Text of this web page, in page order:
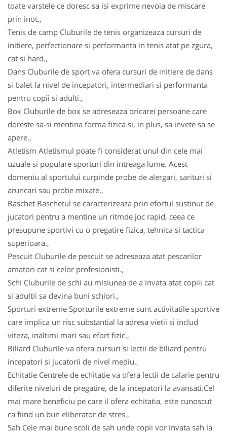
toate varstele ce doresc sa isi exprime nevoia de miscare
prin inot.,
Tenis de camp Cluburile de tenis organizeaza cursuri de
initiere, perfectionare si performanta in tenis atat pe zgura,
cat si hard.,
Dans Cluburile de sport va ofera cursuri de initiere de dans
si balet la nivel de incepatori, intermediari si performanta
pentru copii si adulti.,
Box Cluburile de box se adreseaza oricarei persoane care
doreste sa-si mentina forma fizica si, in plus, sa invete sa se
apere.,
Atletism Atletismul poate fi considerat unul din cele mai
uzuale si populare sporturi din intreaga lume. Acest
domeniu al sportului curpinde probe de alergari, sarituri si
aruncari sau probe mixate.,
Baschet Baschetul se caracterizeaza prin efortul sustinut de
jucatori pentru a mentine un ritmde joc rapid, ceea ce
presupune sportivi cu o pregatire fizica, tehnica si tactica
superioara.,
Pescuit Cluburile de pescuit se adreseaza atat pescarilor
amatori cat si celor profesionisti.,
Schi Cluburile de schi au misiunea de a invata atat copiii cat
si adultii sa devina buni schiori.,
Sporturi extreme Sporturile extreme sunt activitatile sportive
care implica un risc substantial la adresa vietii si includ
viteza, inaltimi mari sau efort fizic.,
Biliard Cluburile va ofera cursuri si lectii de biliard pentru
incepatori si jucatorii de nivel mediu.,
Echitatie Centrele de echitatie va ofera lectii de calarie pentru
diferite niveluri de pregatire, de la incepatori la avansati.Cel
mai mare beneficiu pe care il ofera echitatia, este cunoscut
ca fiind un bun eliberator de stres.,
Sah Cele mai bune scoli de sah unde copii vor invata sah la